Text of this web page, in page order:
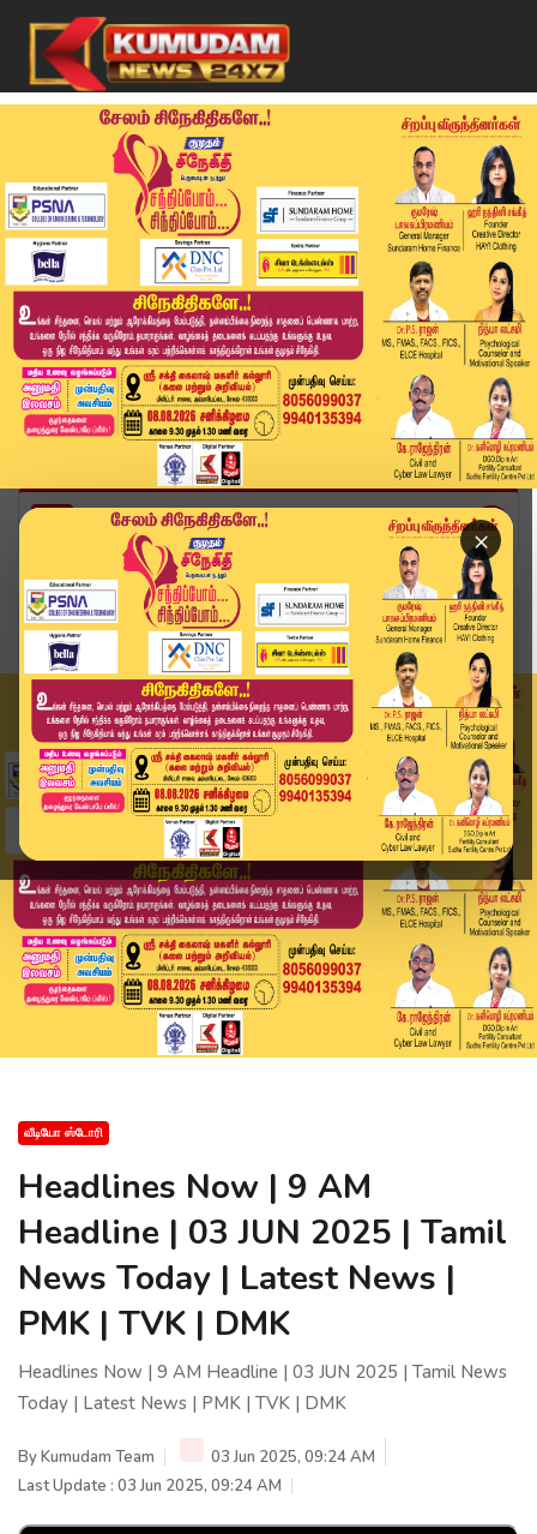
×
Home
வீடியோ ஸ்டோரி
Headlines Now | 9 AM Headline | 03 JUN 2025 | T...
வீடியோ ஸ்டோரி
Headlines Now | 9 AM
Headline | 03 JUN 2025 | Tamil
News Today | Latest News |
PMK | TVK | DMK
Headlines Now | 9 AM Headline | 03 JUN 2025 | Tamil News
Today | Latest News | PMK | TVK | DMK
ByKumudam Team
03 Jun 2025, 09:24 AM
Last Update : 03 Jun 2025, 09:24 AM